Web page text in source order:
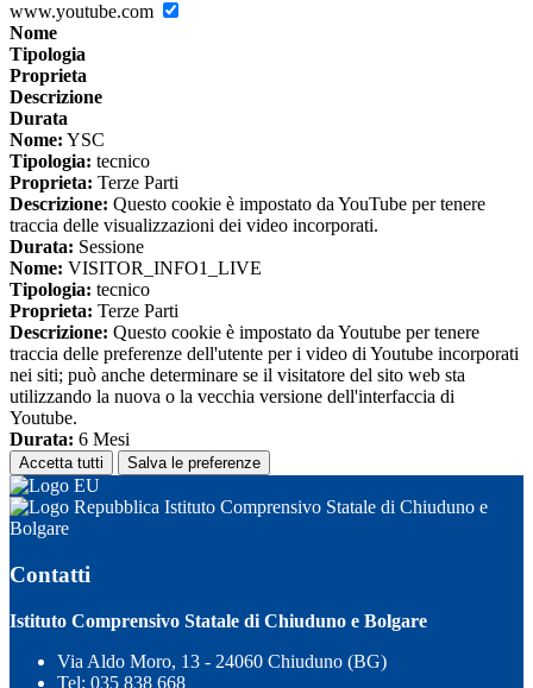
www.youtube.com
Nome
Tipologia
Proprieta
Descrizione
Durata
Nome: YSC
Tipologia: tecnico
Proprieta: Terze Parti
Descrizione: Questo cookie è impostato da YouTube per tenere
traccia delle visualizzazioni dei video incorporati.
Durata: Sessione
Nome: VISITOR_INFO1_LIVE
Tipologia: tecnico
Proprieta: Terze Parti
Descrizione: Questo cookie è impostato da Youtube per tenere
traccia delle preferenze dell'utente per i video di Youtube incorporati
nei siti; può anche determinare se il visitatore del sito web sta
utilizzando la nuova o la vecchia versione dell'interfaccia di
Youtube.
Durata: 6 Mesi
Accetta tutti Salva le preferenze
Istituto Comprensivo Statale di Chiuduno e
Bolgare
Contatti
Istituto Comprensivo Statale di Chiuduno e Bolgare
Via Aldo Moro, 13 - 24060 Chiuduno (BG)
Tel: 035 838 668